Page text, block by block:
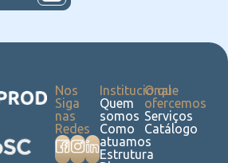
Institucional
Quem
somos
Como
atuamos
Estrutura
O que
ofercemos
Serviços
Catálogo
Nos
Siga
nas
Redes